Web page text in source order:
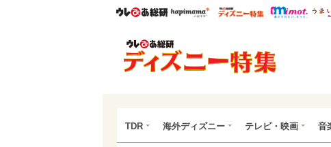
ウレぴあ総研ハピママ* ウレぴあ総
TDR 海外ディズニー テレビ・映画 音